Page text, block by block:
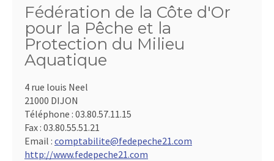
Fédération de la Côte d'Or
pour la Pêche et la
Protection du Milieu
Aquatique
4 rue louis Neel
21000 DIJON
Téléphone : 03.80.57.11.15
Fax : 03.80.55.51.21
Email : comptabilite@fedepeche21.com
http://www.fedepeche21.com